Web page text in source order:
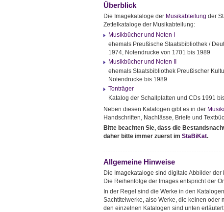
Überblick
Die Imagekataloge der Musikabteilung der
Zettelkataloge der Musikabteilung:
Musikbücher und Noten I
ehemals Preußische Staatsbibliothek /
1974, Notendrucke von 1701 bis 1989
Musikbücher und Noten II
ehemals Staatsbibliothek Preußischer
Notendrucke bis 1989
Tonträger
Katalog der Schallplatten und CDs 1991
Neben diesen Katalogen gibt es in der
Handschriften, Nachlässe, Briefe und
Bitte beachten Sie, dass die
daher bitte immer zuerst im StaBiKat.
Allgemeine Hinweise
Die Imagekataloge sind digitale Abbilder
Die Reihenfolge der Images entspricht der
In der Regel sind die Werke in den
Sachtitelwerke, also Werke, die keinen oder
den einzelnen Katalogen sind unten erläutert.